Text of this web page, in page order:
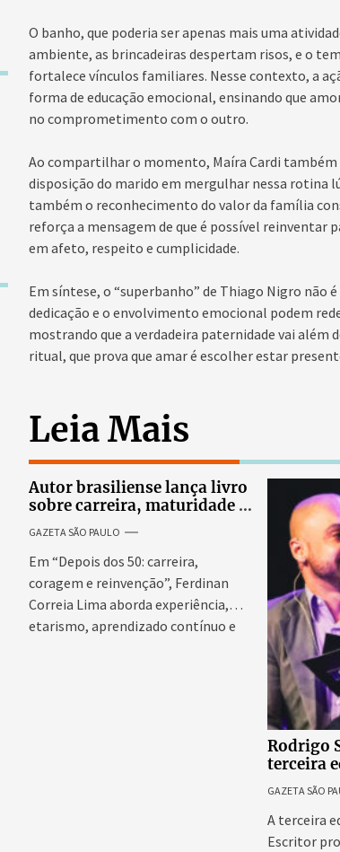
O banho, que poderia ser apenas mais uma
ambiente, as brincadeiras despertam risos, e o
fortalece vínculos familiares. Nesse contexto, a
forma de educação emocional, ensinando que
no comprometimento com o outro.
Ao compartilhar o momento, Maíra Cardi também
disposição do marido em mergulhar nessa rotina
também o reconhecimento do valor da família
reforça a mensagem de que é possível reinventar
em afeto, respeito e cumplicidade.
Em síntese, o “superbanho” de Thiago Nigro não
dedicação e o envolvimento emocional podem
mostrando que a verdadeira paternidade vai
ritual, que prova que amar é escolher estar
Leia Mais
Autor brasiliense lança livro
sobre carreira, maturidade e
novos começos
GAZETA SÃO PAULO
Em “Depois dos 50: carreira,
coragem e reinvenção”, Ferdinan
Correia Lima aborda experiência,
etarismo, aprendizado contínuo e
Rodrigo
terceira
Escritor,
reúne
discutir
GAZETA SÃO
A terceira
Escritor